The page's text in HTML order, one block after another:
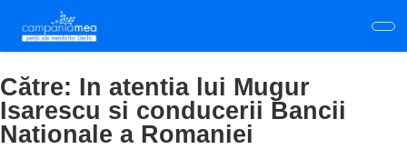
main
content
Către: In atentia lui Mugur
Isarescu si conducerii Bancii
Nationale a Romaniei